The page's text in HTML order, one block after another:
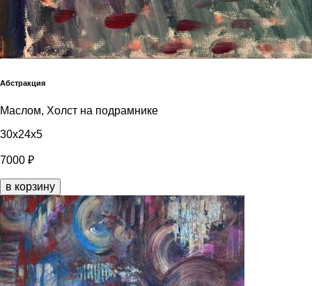
Абстракция
Маслом, Холст на подрамнике
30x24x5
7000 ₽
в корзину